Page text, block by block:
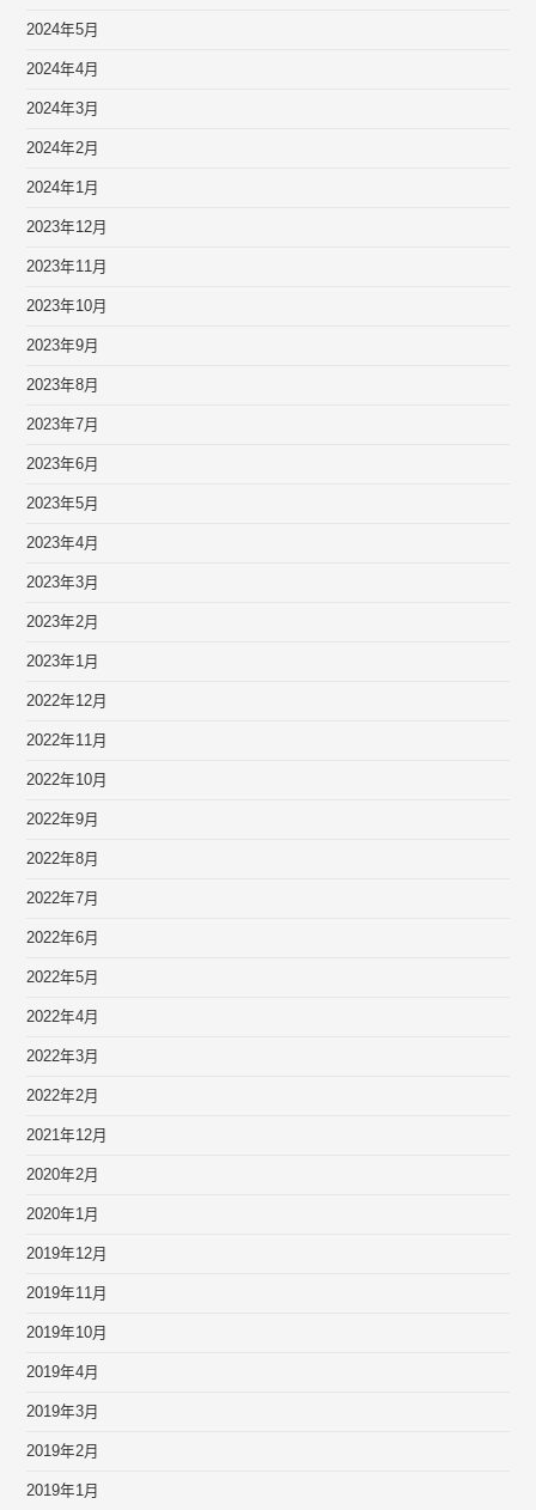
2024年5月
2024年4月
2024年3月
2024年2月
2024年1月
2023年12月
2023年11月
2023年10月
2023年9月
2023年8月
2023年7月
2023年6月
2023年5月
2023年4月
2023年3月
2023年2月
2023年1月
2022年12月
2022年11月
2022年10月
2022年9月
2022年8月
2022年7月
2022年6月
2022年5月
2022年4月
2022年3月
2022年2月
2021年12月
2020年2月
2020年1月
2019年12月
2019年11月
2019年10月
2019年4月
2019年3月
2019年2月
2019年1月